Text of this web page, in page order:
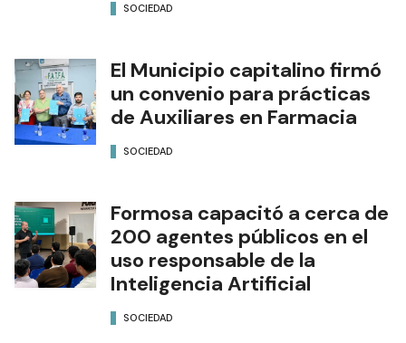
SOCIEDAD
El Municipio capitalino firmó
un convenio para prácticas
de Auxiliares en Farmacia
SOCIEDAD
Formosa capacitó a cerca de
200 agentes públicos en el
uso responsable de la
Inteligencia Artificial
SOCIEDAD